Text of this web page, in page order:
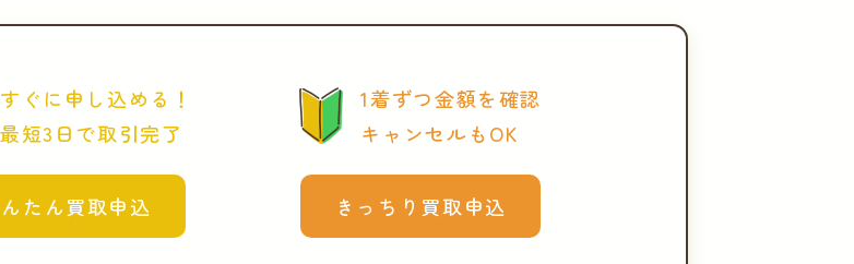
すぐに申し込める！
最短3日で取引完了
たん買取申込
1着ずつ金額を確認
キャンセルもOK
きっちり買取申込